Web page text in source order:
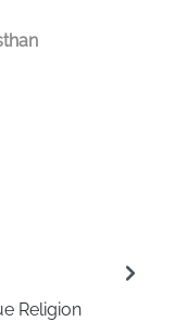
Religion